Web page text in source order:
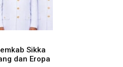
Sikka
dan Eropa